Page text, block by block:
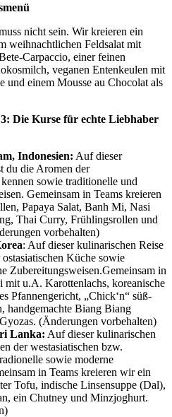
nicht sein. Wir kreieren ein
weihnachtlichen Feldsalat mit
Carpaccio, einer feinen
veganen Entenkeulen mit
und einem Mousse au Chocolat als
Die Kurse für echte Liebhaber
Indonesien: Auf dieser
du die Aromen der
sowie traditionelle und
Gemeinsam in Teams kreieren
Papaya Salat, Banh Mi, Nasi
Thai Curry, Frühlingsrollen und
vorbehalten)
: Auf dieser kulinarischen Reise
Küche sowie
Zubereitungsweisen.Gemeinsam in
mit u.A. Karottenlachs, koreanische
Pfannengericht, „Chick‘n“ süß-
handgemachte Biang Biang
(Änderungen vorbehalten)
Lanka: Auf dieser kulinarischen
der westasiatischen bzw.
sowie moderne
in Teams kreieren wir ein
Tofu, indische Linsensuppe (Dal),
ein Chutney und Minzjoghurt.